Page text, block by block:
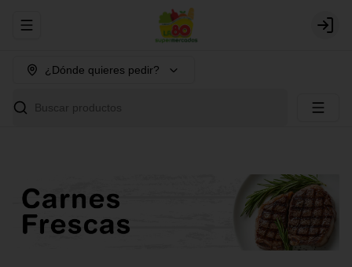
Abrir menu de navegación Login
¿Dónde quieres pedir?
Buscar productos